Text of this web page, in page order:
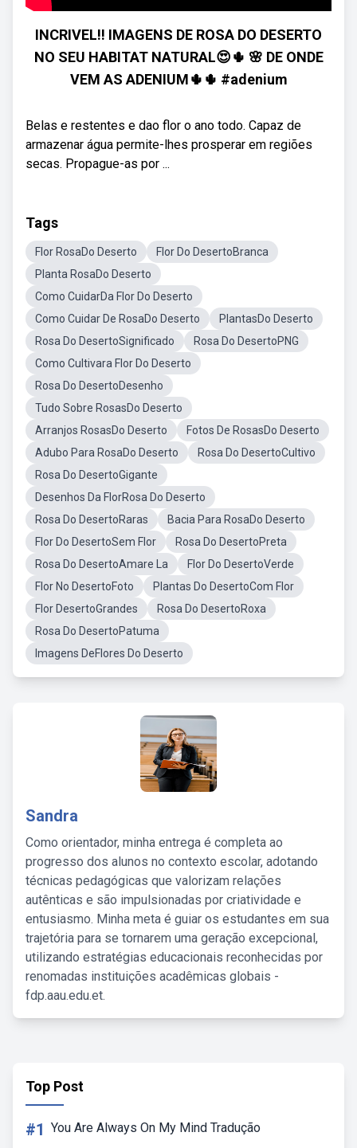
INCRIVEL!! IMAGENS DE ROSA DO DESERTO
NO SEU HABITAT NATURAL😍🌵 🌸 DE ONDE
VEM AS ADENIUM🌵🌵 #adenium
Belas e restentes e dao flor o ano todo. Capaz de
armazenar água permite-lhes prosperar em regiões
secas. Propague-as por ...
Tags
Flor RosaDo Deserto
Flor Do DesertoBranca
Planta RosaDo Deserto
Como CuidarDa Flor Do Deserto
Como Cuidar De RosaDo Deserto
PlantasDo Deserto
Rosa Do DesertoSignificado
Rosa Do DesertoPNG
Como Cultivara Flor Do Deserto
Rosa Do DesertoDesenho
Tudo Sobre RosasDo Deserto
Arranjos RosasDo Deserto
Fotos De RosasDo Deserto
Adubo Para RosaDo Deserto
Rosa Do DesertoCultivo
Rosa Do DesertoGigante
Desenhos Da FlorRosa Do Deserto
Rosa Do DesertoRaras
Bacia Para RosaDo Deserto
Flor Do DesertoSem Flor
Rosa Do DesertoPreta
Rosa Do DesertoAmare La
Flor Do DesertoVerde
Flor No DesertoFoto
Plantas Do DesertoCom Flor
Flor DesertoGrandes
Rosa Do DesertoRoxa
Rosa Do DesertoPatuma
Imagens DeFlores Do Deserto
Sandra
Como orientador, minha entrega é completa ao
progresso dos alunos no contexto escolar, adotando
técnicas pedagógicas que valorizam relações
autênticas e são impulsionadas por criatividade e
entusiasmo. Minha meta é guiar os estudantes em sua
trajetória para se tornarem uma geração excepcional,
utilizando estratégias educacionais reconhecidas por
renomadas instituições acadêmicas globais -
fdp.aau.edu.et.
Top Post
#1 You Are Always On My Mind Tradução